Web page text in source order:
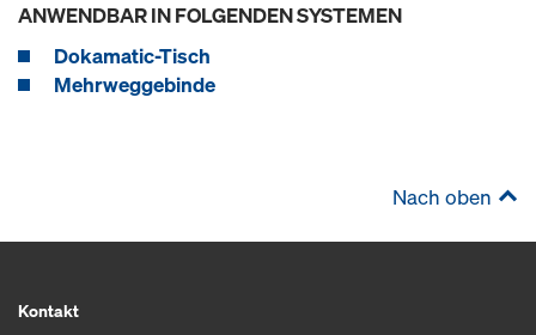
ANWENDBAR IN FOLGENDEN SYSTEMEN
Dokamatic-Tisch
Mehrweggebinde
Nach oben
Kontakt